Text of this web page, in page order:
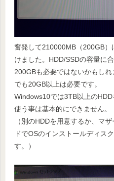
奮発して210000MB（200GB
けました。HDD/SSDの容量に
200GBも必要ではないかもし
でも20GB以上は必要です。
Windows10では3TB以上の
使う事は基本的にできません。
（別のHDDを用意するか、マ
ドでOSのインストールディス
す。）